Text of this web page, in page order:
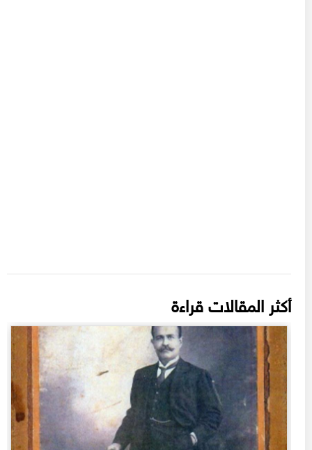
أكثر المقالات قراءة